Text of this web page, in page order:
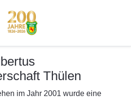
Thülen
im Jahr 2001 wurde eine